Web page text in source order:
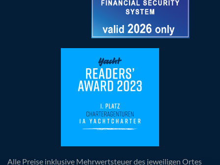
Alle Preise inklusive Mehrwertsteuer des jeweiligen Ortes